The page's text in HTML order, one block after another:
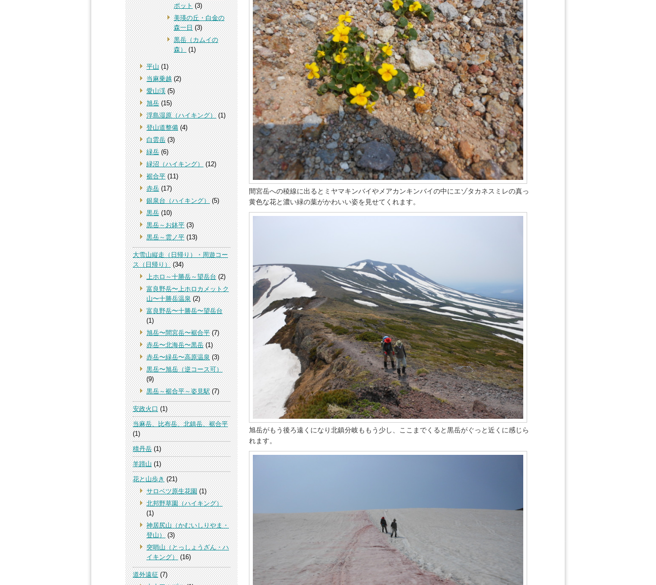
ポット(3)
美瑛の丘・白金の
森一日(3)
黒岳（カムイの
森）(1)
平山(1)
当麻乗越(2)
愛山渓(5)
旭岳(15)
浮島湿原（ハイキング）(1)
登山道整備(4)
白雲岳(3)
緑岳(6)
緑沼（ハイキング）(12)
裾合平(11)
赤岳(17)
銀泉台（ハイキング）(5)
黒岳(10)
黒岳～お鉢平(3)
黒岳～雲ノ平(13)
大雪山縦走（日帰り）・周遊コー
ス（日帰り）(34)
上ホロ～十勝岳～望岳台(2)
富良野岳〜上ホロカメットク
山〜十勝岳温泉(2)
富良野岳〜十勝岳〜望岳台
(1)
旭岳〜間宮岳〜裾合平(7)
赤岳〜北海岳〜黒岳(1)
赤岳〜緑岳〜高原温泉(3)
黒岳〜旭岳（逆コース可）
(9)
黒岳～裾合平～姿見駅(7)
安政火口(1)
当麻岳、比布岳、北鎮岳、裾合平
(1)
積丹岳(1)
羊蹄山(1)
花と山歩き(21)
サロベツ原生花園(1)
北邦野草園（ハイキング）
(1)
神居尻山（かむいしりやま・
登山）(3)
突哨山（とっしょうざん・ハ
イキング）(16)
道外遠征(7)
間宮岳への稜線に出るとミヤマキンバイやメアカンキンバイの中にエゾタカネスミレの真っ
黄色な花と濃い緑の葉がかわいい姿を見せてくれます。
旭岳がもう後ろ遠くになり北鎮分岐ももう少し、ここまでくると黒岳がぐっと近くに感じら
れます。